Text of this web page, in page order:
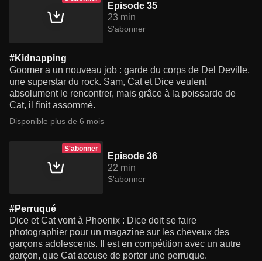
Episode 35
23 min
S'abonner
#Kidnapping
Goomer a un nouveau job : garde du corps de Del Deville,
une superstar du rock. Sam, Cat et Dice veulent
absolument le rencontrer, mais grâce à la poissarde de
Cat, il finit assommé.
Disponible plus de 6 mois
S'abonner
Episode 36
22 min
S'abonner
#Perruqué
Dice et Cat vont à Phoenix : Dice doit se faire
photographier pour un magazine sur les cheveux des
garçons adolescents. Il est en compétition avec un autre
garçon, que Cat accuse de porter une perruque.